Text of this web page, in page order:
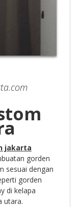
jakarta
gorden
sesuai dengan
gorden
di kelapa
utara.